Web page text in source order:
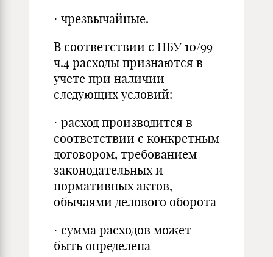
· чрезвычайные.
В соответствии с ПБУ 10/99
ч.4 расходы признаются в
учете при наличии
следующих условий:
· расход производится в
соответствии с конкретным
договором, требованием
законодательных и
нормативных актов,
обычаями делового оборота
· сумма расходов может
быть определена